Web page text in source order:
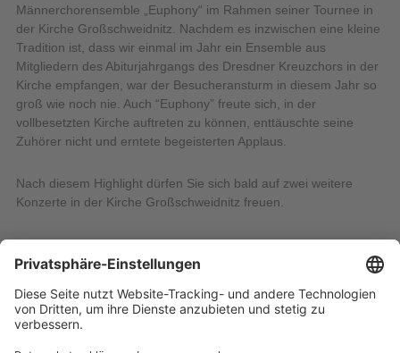
Männerchorensemble „Euphony“ im Rahmen seiner Tournee in
der Kirche Großschweidnitz. Nachdem es inzwischen eine kleine
Tradition ist, dass wir einmal im Jahr ein Ensemble aus
Mitgliedern des Abiturjahrgangs des Dresdner Kreuzchors in der
Kirche empfangen, war der Besucheransturm in diesem Jahr so
groß wie noch nie. Auch “Euphony” freute sich, in der
vollbesetzten Kirche auftreten zu können, enttäuschte seine
Zuhörer nicht und erntete begeisterten Applaus.
Nach diesem Highlight dürfen Sie sich bald auf zwei weitere
Konzerte in der Kirche Großschweidnitz freuen.
Sonntag, 7. September 2025, 16:00 Uhr: Gospelchor
Zittau
Montag, 20. Oktober 2025, 16:00 Uhr: „Flying Adults“
11.08.2025